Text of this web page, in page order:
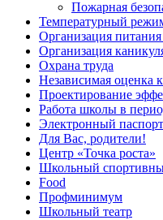
Пожарная
Температурный
Организация
Организация
Охрана труда
Независимая оценка
Проектирование
Работа школы в
Электронный
Для Вас, родители!
Центр «Точка роста»
Школьный
Food
Профминимум
Школьный театр